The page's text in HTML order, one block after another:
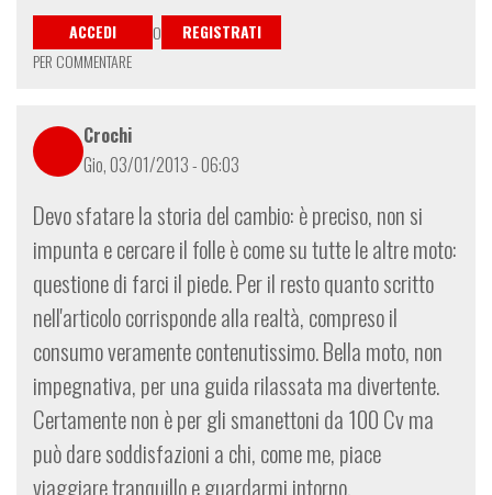
ACCEDI O
REGISTRATI
PER COMMENTARE
Crochi
Gio, 03/01/2013 - 06:03
Devo sfatare la storia del cambio: è preciso, non si
impunta e cercare il folle è come su tutte le altre moto:
questione di farci il piede. Per il resto quanto scritto
nell'articolo corrisponde alla realtà, compreso il
consumo veramente contenutissimo. Bella moto, non
impegnativa, per una guida rilassata ma divertente.
Certamente non è per gli smanettoni da 100 Cv ma
può dare soddisfazioni a chi, come me, piace
viaggiare tranquillo e guardarmi intorno.